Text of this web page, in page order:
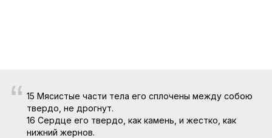
“ 15 Мясистые части тела его сплочены между собою
твердо, не дрогнут.
16 Сердце его твердо, как камень, и жестко, как
нижний жернов.